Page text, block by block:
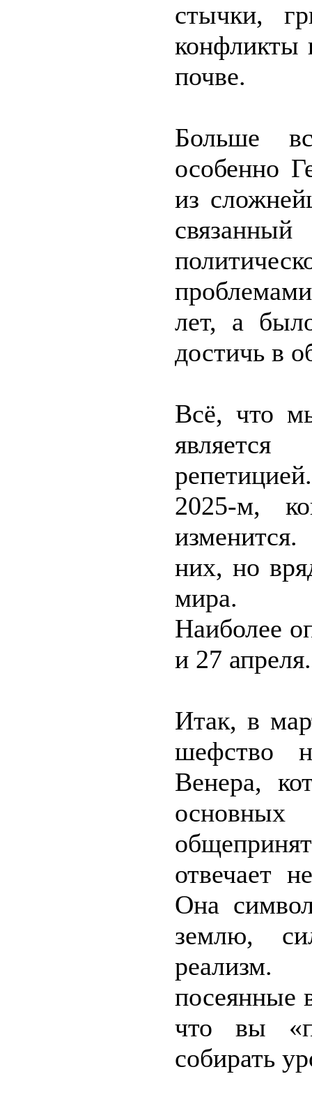
стычки,
конфликты
почве.
Больше
особенно
из
лет, а
достичь в
Всё, что
2025-м,
них, но
мира.
Наиболее
и 27 апреля.
Итак, в
шефство
Венера,
отвечает
Она
землю,
посеянные
что вы
собирать